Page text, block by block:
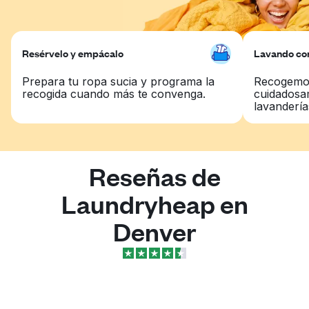
Resérvelo y empácalo
Prepara tu ropa sucia y programa la
recogida cuando más te convenga.
Lavando
Reseñas de
Laundryheap en
Denver